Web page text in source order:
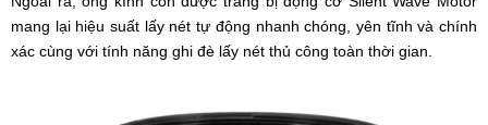
mang lại hiệu suất lấy nét tự động nhanh chóng, yên tĩnh và chính
xác cùng với tính năng ghi đè lấy nét thủ công toàn thời gian.